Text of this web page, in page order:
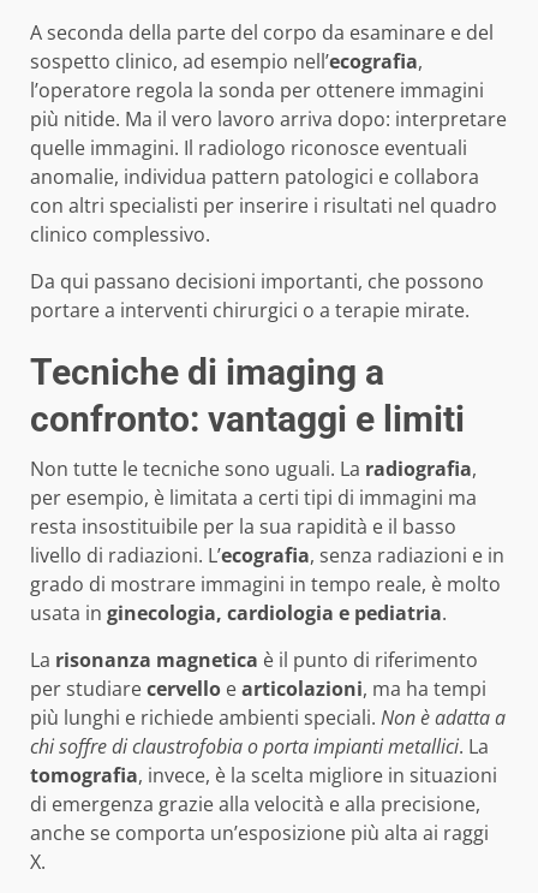
A seconda della parte del corpo da esaminare e del
sospetto clinico, ad esempio nell’ecografia,
l’operatore regola la sonda per ottenere immagini
più nitide. Ma il vero lavoro arriva dopo: interpretare
quelle immagini. Il radiologo riconosce eventuali
anomalie, individua pattern patologici e collabora
con altri specialisti per inserire i risultati nel quadro
clinico complessivo.
Da qui passano decisioni importanti, che possono
portare a interventi chirurgici o a terapie mirate.
Tecniche di imaging a
confronto: vantaggi e limiti
Non tutte le tecniche sono uguali. La radiografia,
per esempio, è limitata a certi tipi di immagini ma
resta insostituibile per la sua rapidità e il basso
livello di radiazioni. L’ecografia, senza radiazioni e in
grado di mostrare immagini in tempo reale, è molto
usata in ginecologia, cardiologia e pediatria.
La risonanza magnetica è il punto di riferimento
per studiarecervello earticolazioni, ma ha tempi
più lunghi e richiede ambienti speciali. Non è adatta a
chi soffre di claustrofobia o porta impianti metallici. La
tomografia, invece, è la scelta migliore in situazioni
di emergenza grazie alla velocità e alla precisione,
anche se comporta un’esposizione più alta ai raggi
X.